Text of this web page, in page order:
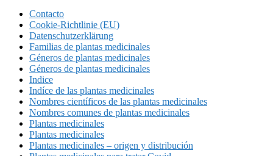
Contacto
Cookie-Richtlinie (EU)
Datenschutzerklärung
Familias de plantas medicinales
Géneros de plantas medicinales
Géneros de plantas medicinales
Indice
Indíce de las plantas medicinales
Nombres científicos de las plantas medicinales
Nombres comunes de plantas medicinales
Plantas medicinales
Plantas medicinales
Plantas medicinales – origen y distribución